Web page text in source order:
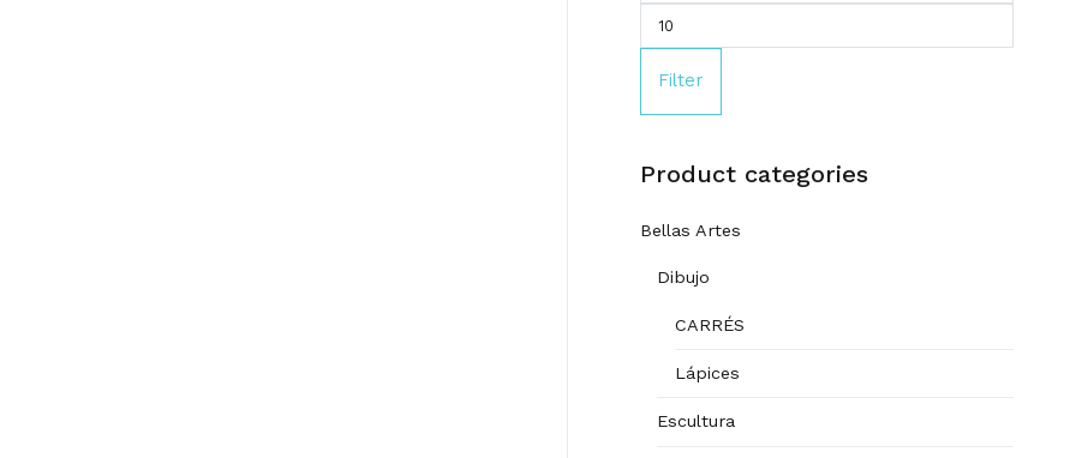
Filter
Product categories
Bellas Artes
Dibujo
CARRÉS
Lápices
Escultura